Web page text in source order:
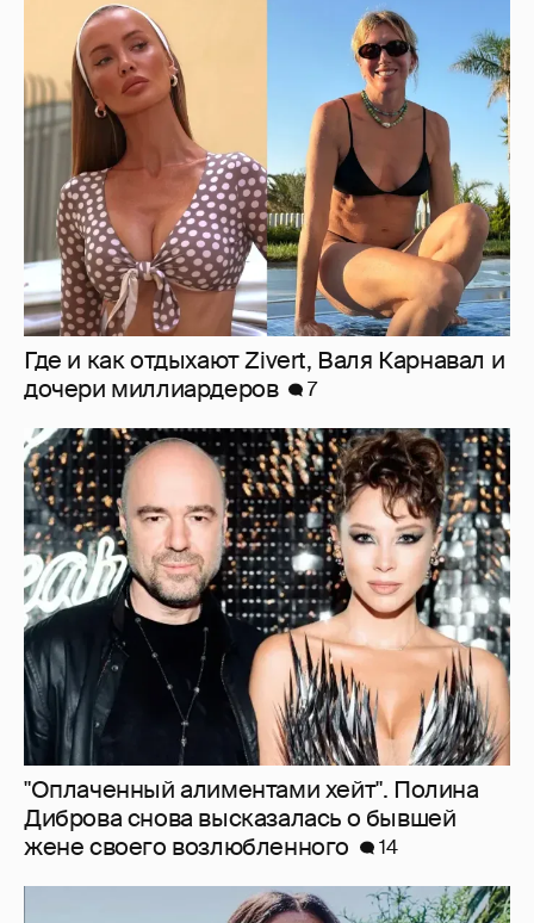
Где и как отдыхают Zivert, Валя Карнавал и
дочери миллиардеров
"Оплаченный алиментами хейт". Полина
Диброва снова высказалась о бывшей
жене своего возлюбленного
14